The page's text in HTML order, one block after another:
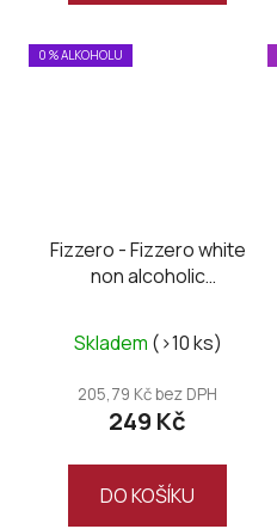
0 % ALKOHOLU
Fizzero - Fizzero white
non alcoholic
Skladem (>10 ks)
205,79 Kč bez DPH
249 Kč
DO KOŠÍKU